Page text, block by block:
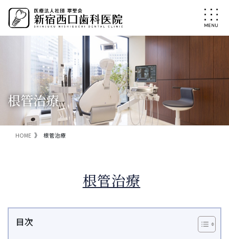
ン
ー
根管治療
HOME 根管治療
根管治療
目次